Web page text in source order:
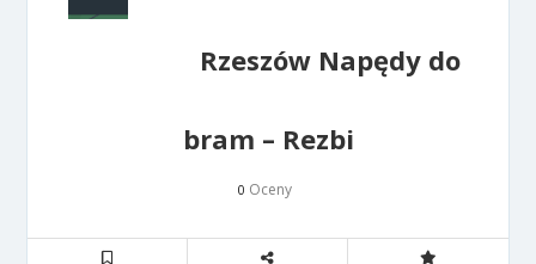
Rzeszów Napędy do
bram – Rezbi
0 Oceny